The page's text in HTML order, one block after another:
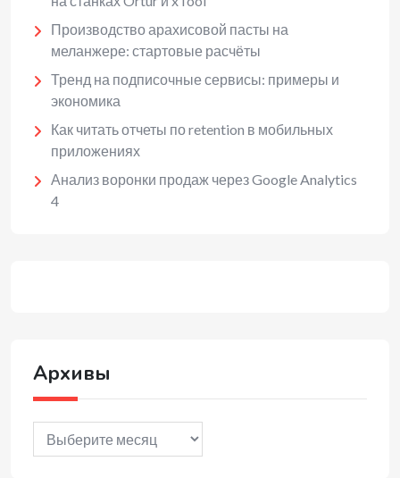
Производство арахисовой пасты на
меланжере: стартовые расчёты
Тренд на подписочные сервисы: примеры и
экономика
Как читать отчеты по retention в мобильных
приложениях
Анализ воронки продаж через Google Analytics
4
Архивы
Архивы